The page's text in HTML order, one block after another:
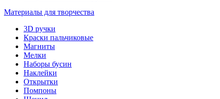
Материалы для творчества
3D ручки
Краски пальчиковые
Магниты
Мелки
Наборы бусин
Наклейки
Открытки
Помпоны